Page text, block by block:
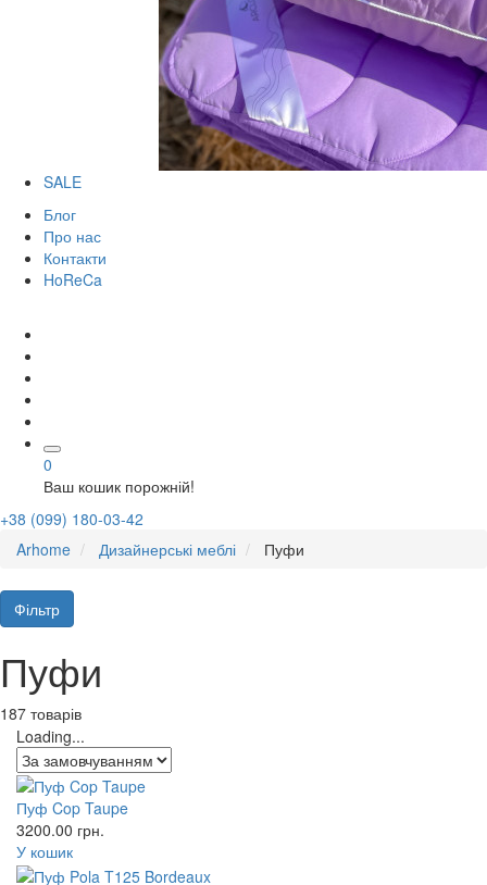
SALE
Блог
Про нас
Контакти
HoReCa
0
Ваш кошик порожній!
+38 (099) 180-03-42
Arhome
Дизайнерські меблі Пуфи
Фільтр
Пуфи
187 товарів
Loading...
Пуф Cop Taupe
3200.00 грн.
У кошик